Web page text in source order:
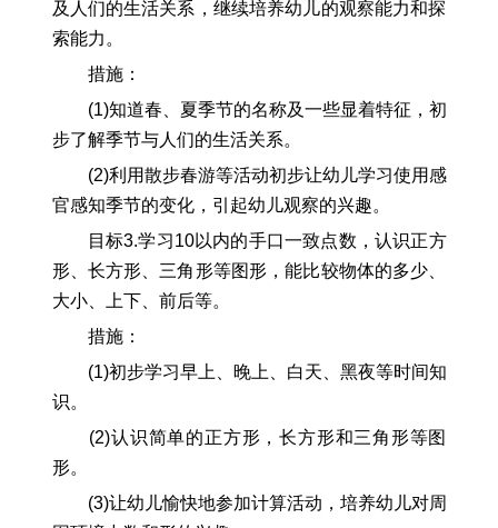
及人们的生活关系，继续培养幼儿的观察能力和探
索能力。
措施：
(1)知道春、夏季节的名称及一些显着特征，初
步了解季节与人们的生活关系。
(2)利用散步春游等活动初步让幼儿学习使用感
官感知季节的变化，引起幼儿观察的兴趣。
目标3.学习10以内的手口一致点数，认识正方
形、长方形、三角形等图形，能比较物体的多少、
大小、上下、前后等。
措施：
(1)初步学习早上、晚上、白天、黑夜等时间知
识。
(2)认识简单的正方形，长方形和三角形等图
形。
(3)让幼儿愉快地参加计算活动，培养幼儿对周